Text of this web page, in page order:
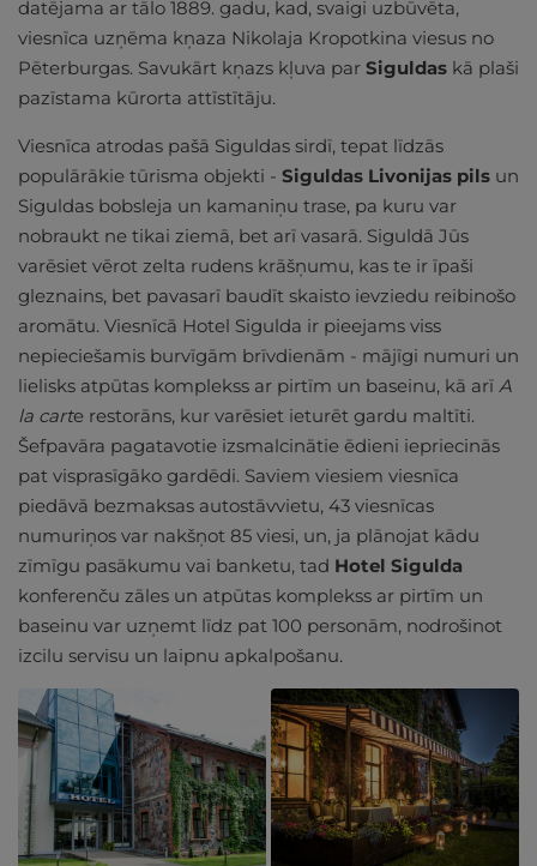
datējama ar tālo 1889. gadu, kad, svaigi uzbūvēta,
viesnīca uzņēma kņaza Nikolaja Kropotkina viesus no
Pēterburgas. Savukārt kņazs kļuva par Siguldas kā plaši
pazīstama kūrorta attīstītāju.
Viesnīca atrodas pašā Siguldas sirdī, tepat līdzās
populārākie tūrisma objekti - Siguldas Livonijas pils un
Siguldas bobsleja un kamaniņu trase, pa kuru var
nobraukt ne tikai ziemā, bet arī vasarā. Siguldā Jūs
varēsiet vērot zelta rudens krāšņumu, kas te ir īpaši
gleznains, bet pavasarī baudīt skaisto ievziedu reibinošo
aromātu. Viesnīcā Hotel Sigulda ir pieejams viss
nepieciešamis burvīgām brīvdienām - mājīgi numuri un
lielisks atpūtas komplekss ar pirtīm un baseinu, kā arī A
la carte restorāns, kur varēsiet ieturēt gardu maltīti.
Šefpavāra pagatavotie izsmalcinātie ēdieni iepriecinās
pat visprasīgāko gardēdi. Saviem viesiem viesnīca
piedāvā bezmaksas autostāvvietu, 43 viesnīcas
numuriņos var nakšņot 85 viesi, un, ja plānojat kādu
zīmīgu pasākumu vai banketu, tad Hotel Sigulda
konferenču zāles un atpūtas komplekss ar pirtīm un
baseinu var uzņemt līdz pat 100 personām, nodrošinot
izcilu servisu un laipnu apkalpošanu.